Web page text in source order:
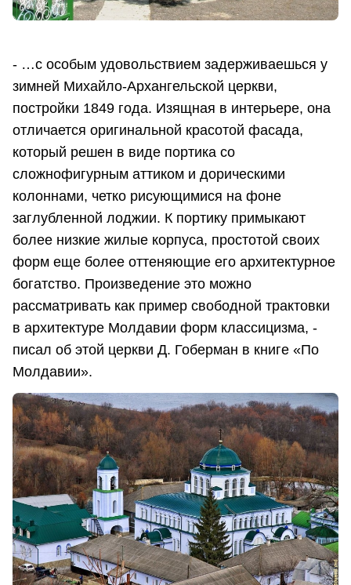
- …с особым удовольствием задерживаешься у
зимней Михайло-Архангельской церкви,
постройки 1849 года. Изящная в интерьере, она
отличается оригинальной красотой фасада,
который решен в виде портика со
сложнофигурным аттиком и дорическими
колоннами, четко рисующимися на фоне
заглубленной лоджии. К портику примыкают
более низкие жилые корпуса, простотой своих
форм еще более оттеняющие его архитектурное
богатство. Произведение это можно
рассматривать как пример свободной трактовки
в архитектуре Молдавии форм классицизма, -
писал об этой церкви Д. Гоберман в книге «По
Молдавии».